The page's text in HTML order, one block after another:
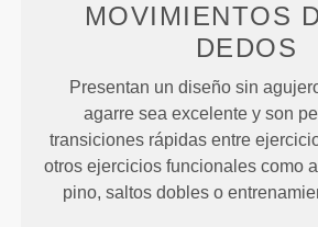
MOVIMIENTOS
DEDOS
Presentan un diseño sin
agarre sea excelente y son
transiciones rápidas entre
otros ejercicios funcionales como
pino, saltos dobles o